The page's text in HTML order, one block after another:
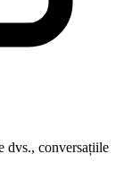
dvs., conversațiile